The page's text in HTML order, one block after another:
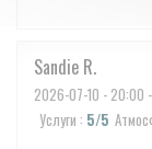
Sandie R
2026-07-10 - 20:00
Услуги : 5/5